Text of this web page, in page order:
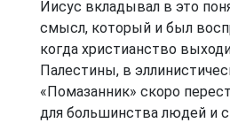
Иисус вкладывал в это
смысл, который и был
когда христианство
Палестины, в
«Помазанник» скоро
для большинства людей и